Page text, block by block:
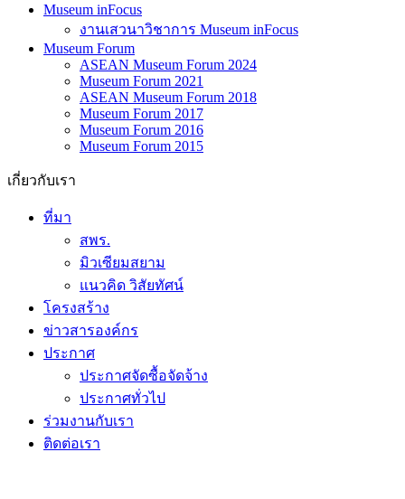
Museum inFocus
งานเสวนาวิชาการ Museum inFocus
Museum Forum
ASEAN Museum Forum 2024
Museum Forum 2021
ASEAN Museum Forum 2018
Museum Forum 2017
Museum Forum 2016
Museum Forum 2015
เกี่ยวกับเรา
ที่มา
สพร.
มิวเซียมสยาม
แนวคิด วิสัยทัศน์
โครงสร้าง
ข่าวสารองค์กร
ประกาศ
ประกาศจัดซื้อจัดจ้าง
ประกาศทั่วไป
ร่วมงานกับเรา
ติดต่อเรา